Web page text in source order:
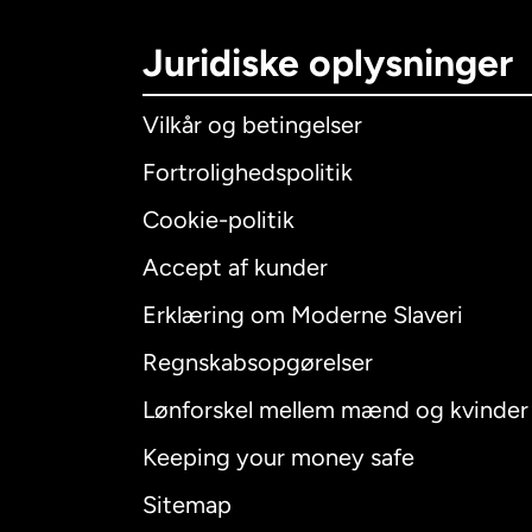
Juridiske oplysninger
Vilkår og betingelser
Fortrolighedspolitik
Cookie-politik
Accept af kunder
Erklæring om Moderne Slaveri
Regnskabsopgørelser
Lønforskel mellem mænd og kvinder
Keeping your money safe
Sitemap
Australien